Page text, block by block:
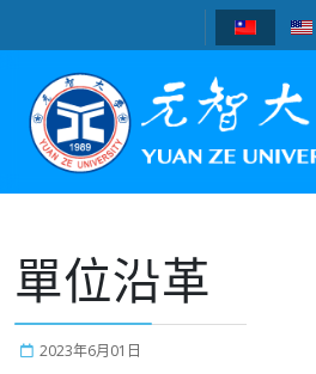
單位沿革
2023年6月01日